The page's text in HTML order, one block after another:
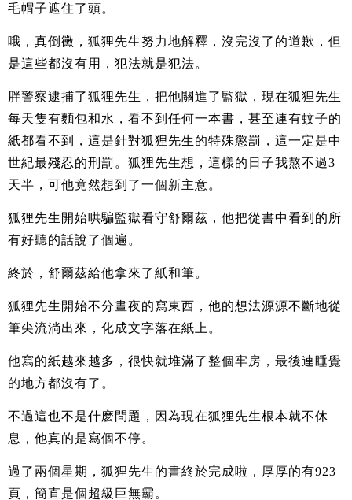
毛帽子遮住了頭。
哦，真倒黴，狐狸先生努力地解釋，沒完沒了的道歉，但
是這些都沒有用，犯法就是犯法。
胖警察逮捕了狐狸先生，把他關進了監獄，現在狐狸先生
每天隻有麵包和水，看不到任何一本書，甚至連有蚊子的
紙都看不到，這是針對狐狸先生的特殊懲罰，這一定是中
世紀最殘忍的刑罰。狐狸先生想，這樣的日子我熬不過3
天半，可他竟然想到了一個新主意。
狐狸先生開始哄騙監獄看守舒爾茲，他把從書中看到的所
有好聽的話說了個遍。
終於，舒爾茲給他拿來了紙和筆。
狐狸先生開始不分晝夜的寫東西，他的想法源源不斷地從
筆尖流淌出來，化成文字落在紙上。
他寫的紙越來越多，很快就堆滿了整個牢房，最後連睡覺
的地方都沒有了。
不過這也不是什麽問題，因為現在狐狸先生根本就不休
息，他真的是寫個不停。
過了兩個星期，狐狸先生的書終於完成啦，厚厚的有923
頁，簡直是個超級巨無霸。